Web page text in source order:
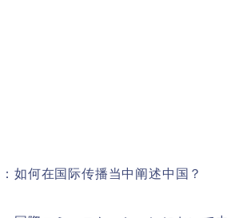
如何在国际传播当中阐述中国？